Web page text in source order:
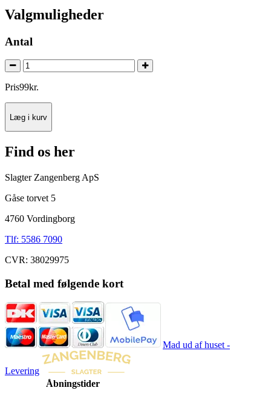
Valgmuligheder
Antal
Pris99kr.
Læg i kurv
Find os her
Slagter Zangenberg ApS
Gåse torvet 5
4760 Vordingborg
Tlf: 5586 7090
CVR: 38029975
Betal med følgende kort
Mad ud af huset -
Levering
Åbningstider